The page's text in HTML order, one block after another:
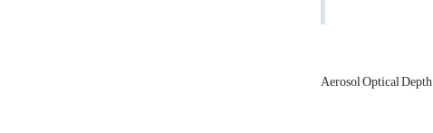
Aerosol Optical Depth